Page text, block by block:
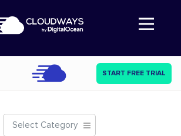
Abre a navegação
START FREE TRIAL
Select Category